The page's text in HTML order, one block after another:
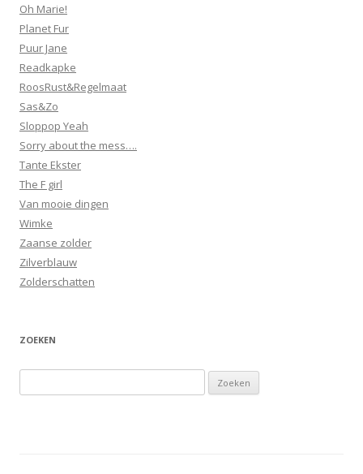
Oh Marie!
Planet Fur
Puur Jane
Readkapke
RoosRust&Regelmaat
Sas&Zo
Sloppop Yeah
Sorry about the mess….
Tante Ekster
The F girl
Van mooie dingen
Wimke
Zaanse zolder
Zilverblauw
Zolderschatten
ZOEKEN
naar: